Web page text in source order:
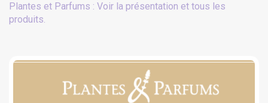
(20 avis)
Plantes et Parfums : Voir la présentation et tous les
produits.